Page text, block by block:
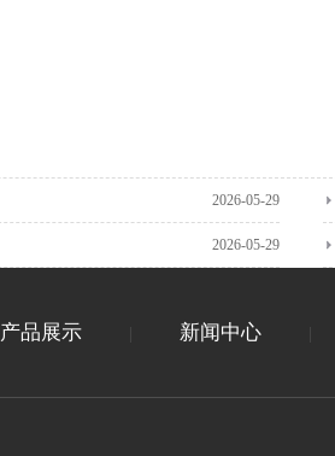
2026-05-29
2026-05-29
产品展示 新闻中心